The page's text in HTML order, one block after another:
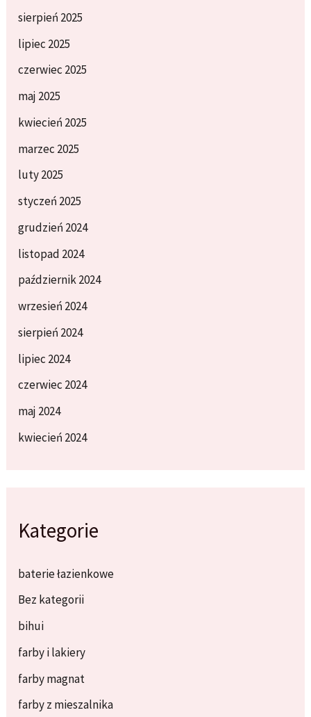
sierpień 2025
lipiec 2025
czerwiec 2025
maj 2025
kwiecień 2025
marzec 2025
luty 2025
styczeń 2025
grudzień 2024
listopad 2024
październik 2024
wrzesień 2024
sierpień 2024
lipiec 2024
czerwiec 2024
maj 2024
kwiecień 2024
Kategorie
baterie łazienkowe
Bez kategorii
bihui
farby i lakiery
farby magnat
farby z mieszalnika